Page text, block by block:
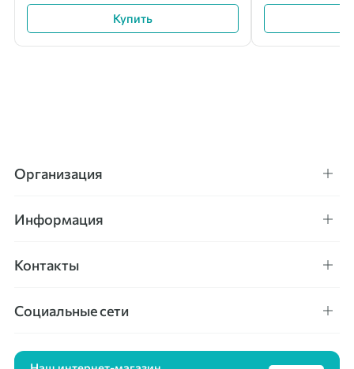
Купить
Организация
Информация
Контакты
Социальные сети